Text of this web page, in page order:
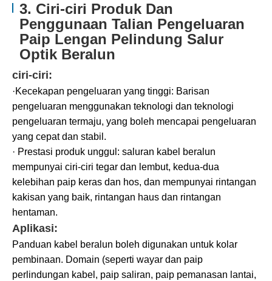
3. Ciri-ciri Produk Dan
Penggunaan Talian Pengeluaran
Paip Lengan Pelindung Salur
Optik Beralun
ciri-ciri:
·Kecekapan pengeluaran yang tinggi: Barisan
pengeluaran menggunakan teknologi dan teknologi
pengeluaran termaju, yang boleh mencapai pengeluaran
yang cepat dan stabil.
· Prestasi produk unggul: saluran kabel beralun
mempunyai ciri-ciri tegar dan lembut, kedua-dua
kelebihan paip keras dan hos, dan mempunyai rintangan
kakisan yang baik, rintangan haus dan rintangan
hentaman.
Aplikasi:
Panduan kabel beralun boleh digunakan untuk kolar
pembinaan. Domain (seperti wayar dan paip
perlindungan kabel, paip saliran, paip pemanasan lantai,